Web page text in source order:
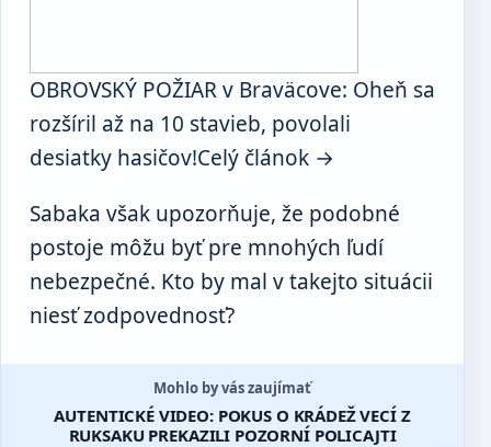
OBROVSKÝ POŽIAR v Braväcove: Oheň sa
rozšíril až na 10 stavieb, povolali
desiatky hasičov!Celý článok →
Sabaka však upozorňuje, že podobné
postoje môžu byť pre mnohých ľudí
nebezpečné. Kto by mal v takejto situácii
niesť zodpovednosť?
Mohlo by vás zaujímať
AUTENTICKÉ VIDEO: POKUS O KRÁDEŽ VECÍ Z
RUKSAKU PREKAZILI POZORNÍ POLICAJTI